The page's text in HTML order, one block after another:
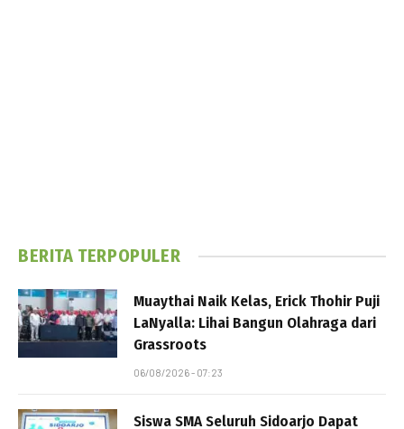
BERITA TERPOPULER
Muaythai Naik Kelas, Erick Thohir Puji
LaNyalla: Lihai Bangun Olahraga dari
Grassroots
06/08/2026 - 07:23
Siswa SMA Seluruh Sidoarjo Dapat